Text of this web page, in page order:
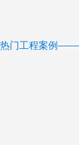
热门工程案例